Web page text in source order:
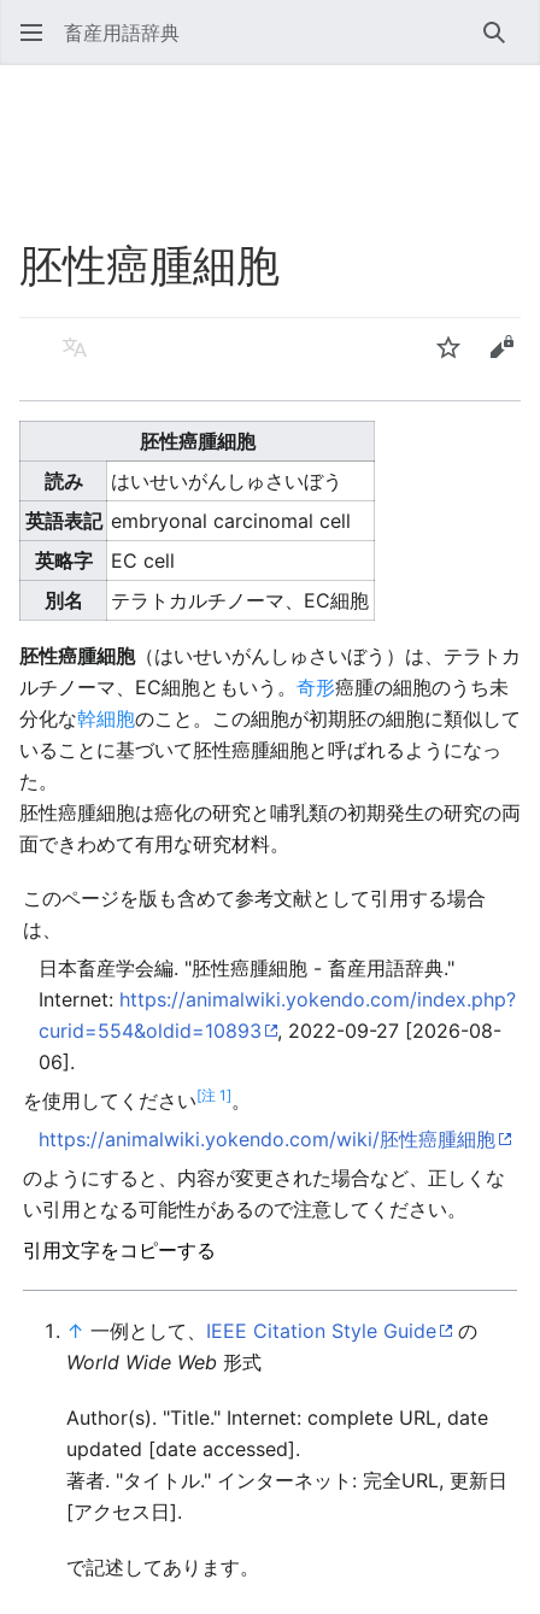
畜産用語辞典 検索
胚性癌腫細胞
言語 ウォッチソ
胚性癌腫細胞
読み
はいせいがんしゅさいぼう
英語表記 embryonal carcinomal cell
英略字
EC cell
別名
テラトカルチノーマ、EC細胞
胚性癌腫細胞（はいせいがんしゅさいぼう）は、テラトカ
ルチノーマ、EC細胞ともいう。 奇形癌腫の細胞のうち未
分化な幹細胞のこと。この細胞が初期胚の細胞に類似して
いることに基づいて胚性癌腫細胞と呼ばれるようになっ
た。
胚性癌腫細胞は癌化の研究と哺乳類の初期発生の研究の両
面できわめて有用な研究材料。
このページを版も含めて参考文献として引用する場合
は、
日本畜産学会編. "胚性癌腫細胞 - 畜産用語辞典."
Internet: https://animalwiki.yokendo.com/index.php?
curid=554&oldid=10893
, 2022-09-27 [2026-08-
06].
を使用してください[注 1]。
https://animalwiki.yokendo.com/wiki/胚性癌腫細胞
のようにすると、内容が変更された場合など、正しくな
い引用となる可能性があるので注意してください。
引用文字をコピーする
↑ 一例として、 IEEE Citation Style Guide
の
World Wide Web 形式
Author(s). "Title." Internet: complete URL, date
updated [date accessed].
著者. "タイトル." インターネット: 完全URL, 更新日
[アクセス日].
で記述してあります。